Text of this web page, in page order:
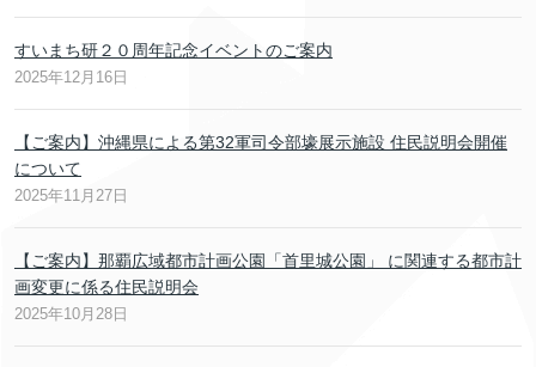
すいまち研２０周年記念イベントのご案内
2025年12月16日
【ご案内】沖縄県による第32軍司令部壕展示施設 住民説明会開催
について
2025年11月27日
【ご案内】那覇広域都市計画公園「首里城公園」 に関連する都市計
画変更に係る住民説明会
2025年10月28日